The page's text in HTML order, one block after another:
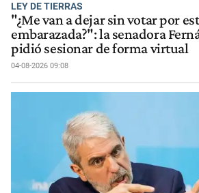
LEY DE TIERRAS
"¿Me van a dejar sin votar por
embarazada?": la senadora
pidió sesionar de forma virtual
04-08-2026 09:08